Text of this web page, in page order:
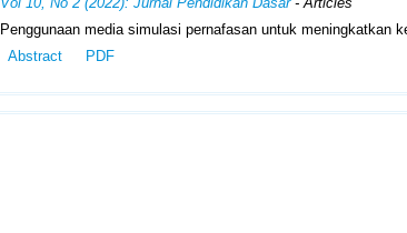
Penggunaan media simulasi pernafasan untuk meningkatkan
Abstract
PDF